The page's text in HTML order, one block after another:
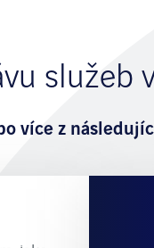
služeb
více z